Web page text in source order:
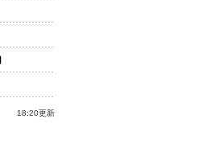
18:20更新